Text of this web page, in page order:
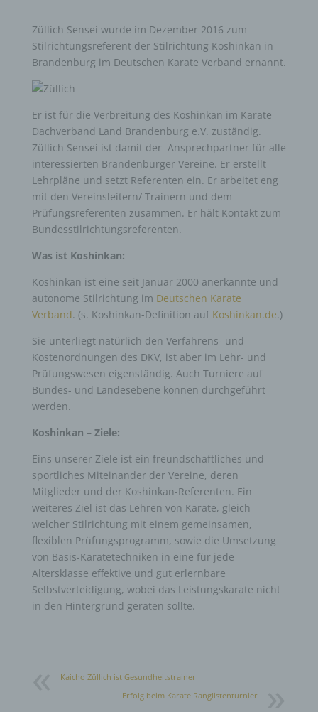
Züllich Sensei wurde im Dezember 2016 zum
Stilrichtungsreferent der Stilrichtung Koshinkan in
Brandenburg im Deutschen Karate Verband ernannt.
Er ist für die Verbreitung des Koshinkan im Karate
Dachverband Land Brandenburg e.V. zuständig.
Züllich Sensei ist damit der Ansprechpartner für alle
interessierten Brandenburger Vereine. Er erstellt
Lehrpläne und setzt Referenten ein. Er arbeitet eng
mit den Vereinsleitern/ Trainern und dem
Prüfungsreferenten zusammen. Er hält Kontakt zum
Bundesstilrichtungsreferenten.
Was ist Koshinkan:
Koshinkan ist eine seit Januar 2000 anerkannte und
autonome Stilrichtung im Deutschen Karate
Verband. (s. Koshinkan-Definition auf Koshinkan.de.)
Sie unterliegt natürlich den Verfahrens- und
Kostenordnungen des DKV, ist aber im Lehr- und
Prüfungswesen eigenständig. Auch Turniere auf
Bundes- und Landesebene können durchgeführt
werden.
Koshinkan – Ziele:
Eins unserer Ziele ist ein freundschaftliches und
sportliches Miteinander der Vereine, deren
Mitglieder und der Koshinkan-Referenten. Ein
weiteres Ziel ist das Lehren von Karate, gleich
welcher Stilrichtung mit einem gemeinsamen,
flexiblen Prüfungsprogramm, sowie die Umsetzung
von Basis-Karatetechniken in eine für jede
Altersklasse effektive und gut erlernbare
Selbstverteidigung, wobei das Leistungskarate nicht
in den Hintergrund geraten sollte.
Kaicho Züllich ist Gesundheitstrainer
Erfolg beim Karate Ranglistenturnier